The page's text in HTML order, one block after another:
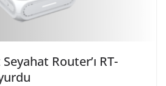
Router’ı RT-